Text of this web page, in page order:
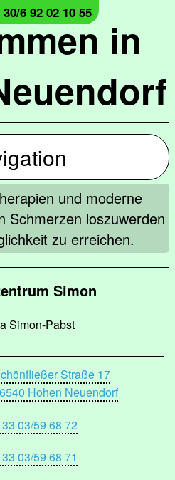
in
6 92 02 10 55
und moderne
Schmerzen loszuwerden
zu erreichen.
Simon
Simon-Pabst
Straße 17
Hohen Neuendorf
03/59 68 72
03/59 68 71